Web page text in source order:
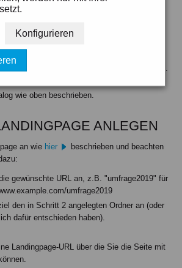
Ordner angelegt der die Inhalte bereitstellt,
beteiligten sehen sollen. Hierbei wird auch
nachträglich natürlich jederzeit Inhalte ändern.
wie oben beschrieben.
ANLEGEN
an wie hier
beschrieben und beachten
gewünschte URL an, z.B. "umfrage2019" für
umfrage2019
den in Schritt 2 angelegten Ordner an (oder
dafür entschieden haben).
Landingpage-URL über die Sie die Seite mit
Konfigurieren